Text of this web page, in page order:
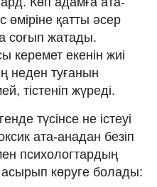
қатты әсер
соғып жатады.
керемет екенін жиі
неден туғанын
тістеніп жүреді.
түсінсе не істеуі
ата-анадан безіп
психологтардың
асырып көруге болады: